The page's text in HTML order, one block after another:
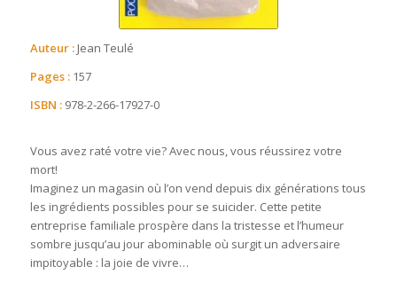
Auteur :Jean Teulé
Pages :157
ISBN :978-2-266-17927-0
Vous avez raté votre vie? Avec nous, vous réussirez votre
mort!
Imaginez un magasin où l’on vend depuis dix générations tous
les ingrédients possibles pour se suicider. Cette petite
entreprise familiale prospère dans la tristesse et l’humeur
sombre jusqu’au jour abominable où surgit un adversaire
impitoyable : la joie de vivre…